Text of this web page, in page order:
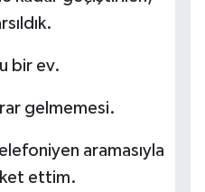
bir ev.
gelmemesi.
aramasıyla
ettim.